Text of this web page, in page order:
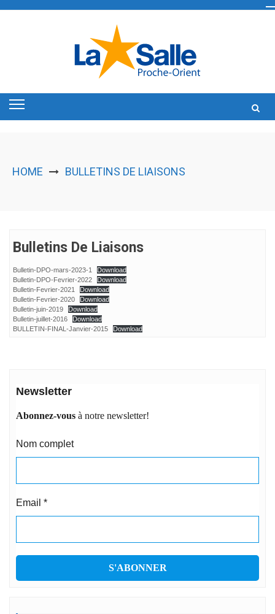
HOME BULLETINS DE LIAISONS
Bulletins De Liaisons
Bulletin-DPO-mars-2023-1
Download
Bulletin-DPO-Fevrier-2022
Download
Bulletin-Fevrier-2021
Download
Bulletin-Fevrier-2020
Download
Bulletin-juin-2019
Download
Bulletin-juillet-2016
Download
BULLETIN-FINAL-Janvier-2015
Download
Newsletter
Abonnez-vous à notre newsletter!
Nom complet
Email *